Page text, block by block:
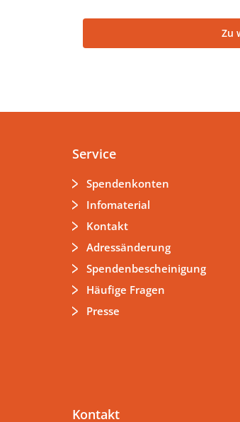
Zu
Service
Spendenkonten
Infomaterial
Kontakt
Adressänderung
Spendenbescheinigung
Häufige Fragen
Presse
Kontakt